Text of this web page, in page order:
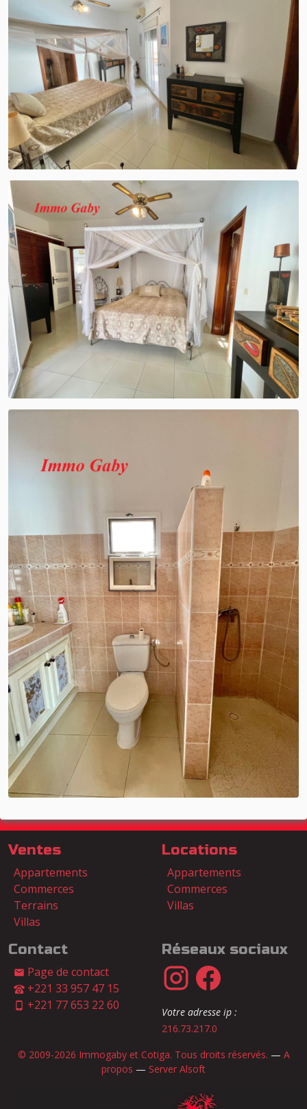
Ventes
Appartements
Commerces
Terrains
Villas
Locations
Appartements
Commerces
Villas
Contact
Page de contact
+221 33 957 47 15
+221 77 653 22 60
Réseaux sociaux
Votre adresse ip :
216.73.217.0
© 2009-2026 Immogaby et Cotiga. Tous droits réservés. — A
propos — Server Alsoft